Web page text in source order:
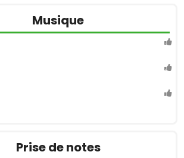
Musique
Prise de notes